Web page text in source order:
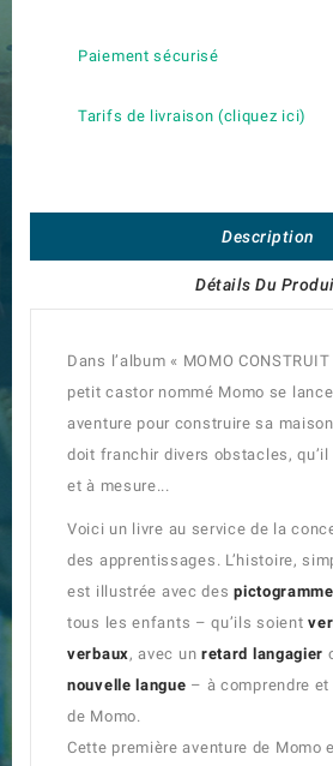
Paiement sécurisé
Tarifs de livraison (cliquez ici)
Description
Détails Du
Dans l’album « MOMO
petit castor nommé Momo se
aventure pour construire sa
doit franchir divers obstacles,
et à mesure...
Voici un livre au service de la
des apprentissages. L’histoire,
est illustrée avec des
tous les enfants – qu’ils soient
verbaux, avec un retard langagier
nouvelle langue – à comprendre
de Momo.
Cette première aventure de Momo